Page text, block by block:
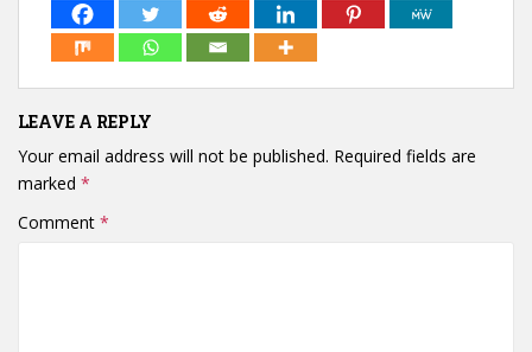
LEAVE A REPLY
Your email address will not be published. Required fields are
marked *
Comment *